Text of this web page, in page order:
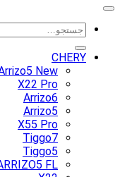
جستجو
برای:
CHERY
New
X22 Pro
Arrizo6
Arrizo5
X55 Pro
Tiggo7
Tiggo5
FL